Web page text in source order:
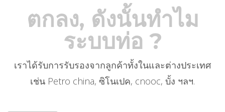
ตกลง, ดังนั้นทำไม
ระบบท่อ ?
เราได้รับการรับรองจากลูกค้าทั้งในและต่างประเทศ
เช่น Petro china, ซิโนเปค, cnooc, บั้ง ฯลฯ.